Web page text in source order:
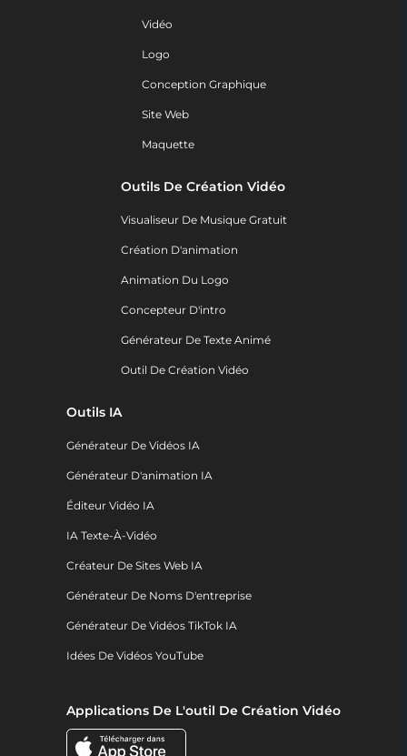
Vidéo
Logo
Conception Graphique
Site Web
Maquette
Outils De Création Vidéo
Visualiseur De Musique Gratuit
Création D'animation
Animation Du Logo
Concepteur D'intro
Générateur De Texte Animé
Outil De Création Vidéo
Outils IA
Générateur De Vidéos IA
Générateur D'animation IA
Éditeur Vidéo IA
IA Texte-À-Vidéo
Créateur De Sites Web IA
Générateur De Noms D'entreprise
Générateur De Vidéos TikTok IA
Idées De Vidéos YouTube
Applications De L'outil De Création Vidéo